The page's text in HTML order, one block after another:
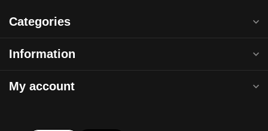
Categories
Information
My account